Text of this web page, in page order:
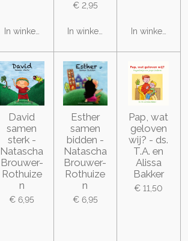
In winkelwagen
€ 2,95
In winkelwagen In
David
samen
sterk -
Natascha
Brouwer-
Rothuize
n
€ 6,95
Esther
samen
bidden -
Natascha
Brouwer-
Rothuize
n
€ 6,95
Pap, wat
geloven
wij? - ds.
T.A. en
Alissa
Bakker
€ 11,50